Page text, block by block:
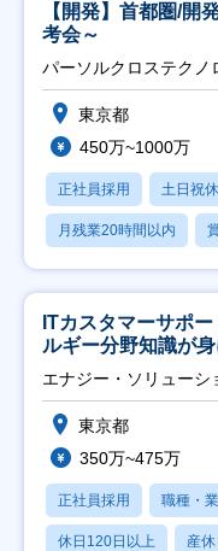
【開発】首都圏/
考会～
パーソルクロステクノ
東京都
450万~1000万
正社員採用 土日祝
月残業20時間以内
ITカスタマーサポ
ルギー分野知識が身
エナジー・ソリューシ
東京都
350万~475万
正社員採用 職種・
休日120日以上 産